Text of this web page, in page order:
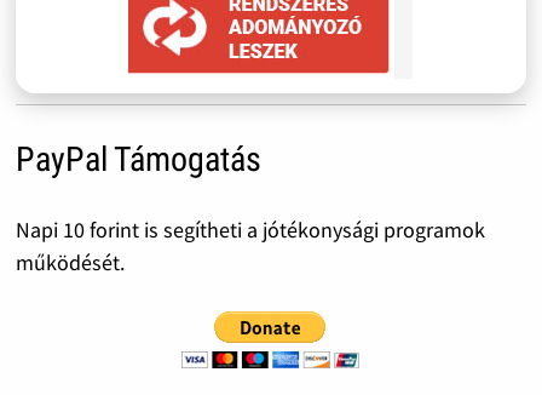
PayPal Támogatás
Napi 10 forint is segítheti a jótékonysági programok
működését.